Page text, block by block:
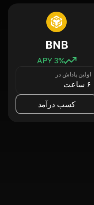
BNB
3% APY
اولین پاداش در
۶ ساعت
کسب درآمد